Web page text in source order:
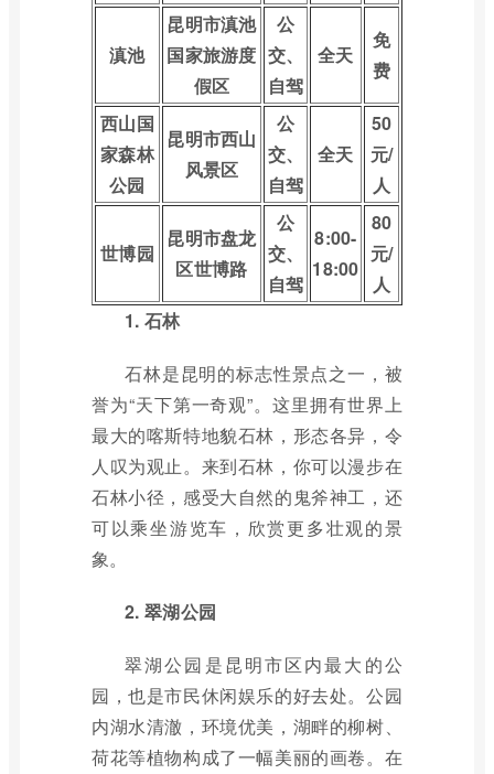
滇池
昆明市滇池
国家旅游度
假区
公
交、
自驾
全天
免
费
西山国
家森林
公园
昆明市西山
风景区
公
交、
自驾
全天
50
元/
人
世博园
昆明市盘龙
区世博路
公
交、
自驾
8:00-
18:00
80
元/
人
1. 石林
石林是昆明的标志性景点之一，被
誉为“天下第一奇观”。这里拥有世界上
最大的喀斯特地貌石林，形态各异，令
人叹为观止。来到石林，你可以漫步在
石林小径，感受大自然的鬼斧神工，还
可以乘坐游览车，欣赏更多壮观的景
象。
2. 翠湖公园
翠湖公园是昆明市区内最大的公
园，也是市民休闲娱乐的好去处。公园
内湖水清澈，环境优美，湖畔的柳树、
荷花等植物构成了一幅美丽的画卷。在